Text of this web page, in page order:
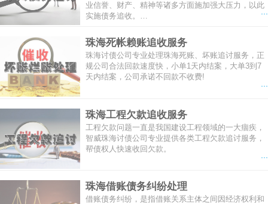
业信誉、财产、精神等诸多方面施加强大压力，以此
实施债务追收。…
...
珠海死帐赖账追收服务
珠海讨债公司专业处理珠海死账、坏账追讨服务，正
规公司合法回款速度快，小单1天内结案，大单3到7
天内结案，公司承诺不回款不收费!
珠海工程欠款追收服务
工程欠款问题一直是我国建设工程领域的一大痼疾，
智威珠海讨债公司专业提供各类工程欠款追讨服务，
帮债权人快速收回欠款。
珠海借账债务纠纷处理
借账债务纠纷，是指借账关系主体之间因经济权利和